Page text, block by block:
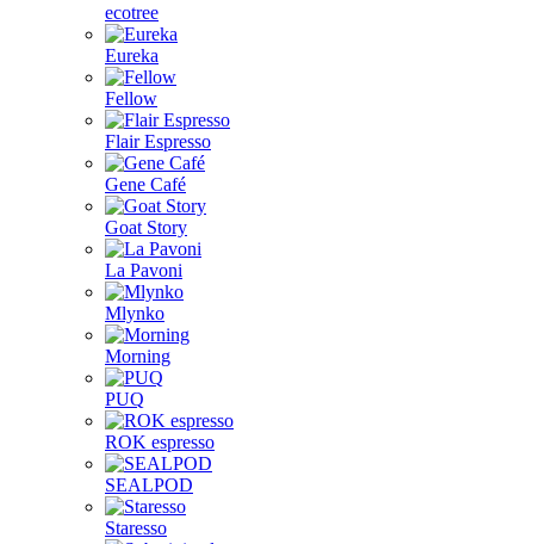
ecotree
Eureka
Fellow
Flair Espresso
Gene Café
Goat Story
La Pavoni
Mlynko
Morning
PUQ
ROK espresso
SEALPOD
Staresso